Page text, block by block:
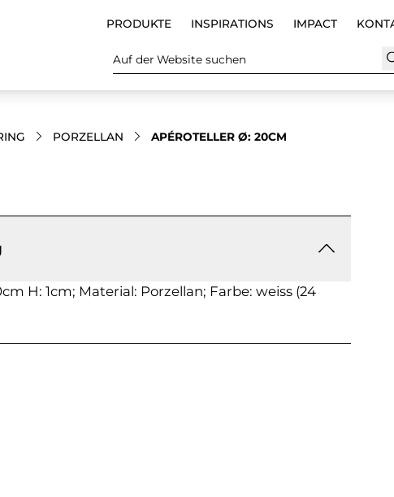
PRODUKTE INSPIRATIONS IMPACT
Auf der Website suchen
PORZELLAN APÉROTELLER Ø: 20CM
H: 1cm; Material: Porzellan; Farbe: weiss (24